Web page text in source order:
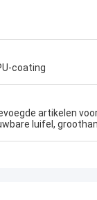
coating
artikelen
luifel,